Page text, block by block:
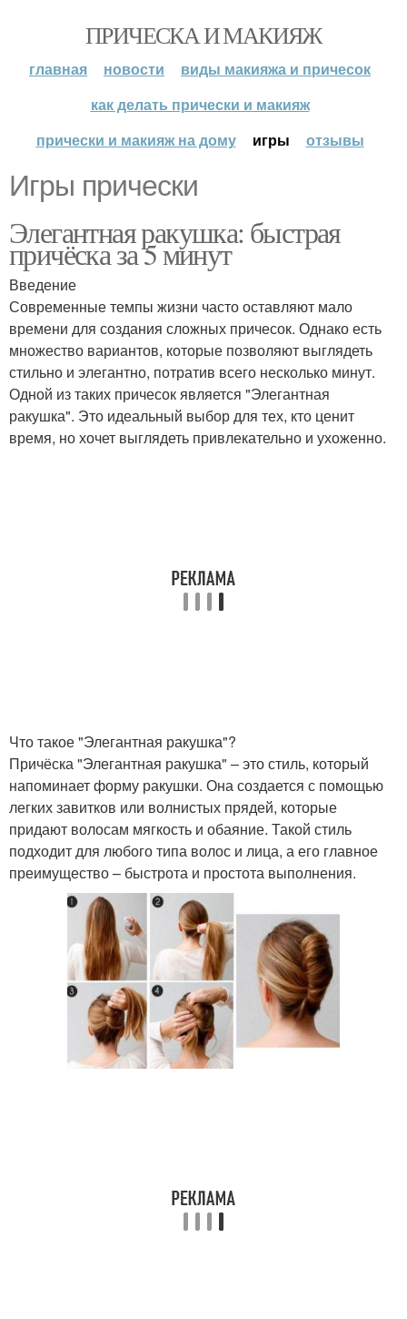
ПРИЧЕСКА И МАКИЯЖ
главная новости
виды макияжа и причесок
как делать прически и макияж
прически и макияж на дому
игры отзывы
Игры прически
Элегантная ракушка: быстрая
причёска за 5 минут
Введение
Современные темпы жизни часто оставляют мало
времени для создания сложных причесок. Однако есть
множество вариантов, которые позволяют выглядеть
стильно и элегантно, потратив всего несколько минут.
Одной из таких причесок является "Элегантная
ракушка". Это идеальный выбор для тех, кто ценит
время, но хочет выглядеть привлекательно и ухоженно.
Что такое "Элегантная ракушка"?
Причёска "Элегантная ракушка" – это стиль, который
напоминает форму ракушки. Она создается с помощью
легких завитков или волнистых прядей, которые
придают волосам мягкость и обаяние. Такой стиль
подходит для любого типа волос и лица, а его главное
преимущество – быстрота и простота выполнения.